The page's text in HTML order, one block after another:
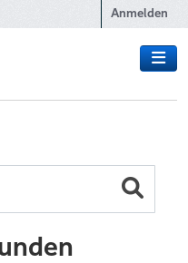
Anmelden